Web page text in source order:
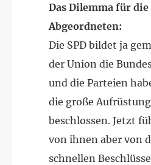
Das Dilemma für die
Abgeordneten:
Die SPD bildet ja
der Union die
und die Parteien
die große
beschlossen. Jetzt
von ihnen aber von
schnellen